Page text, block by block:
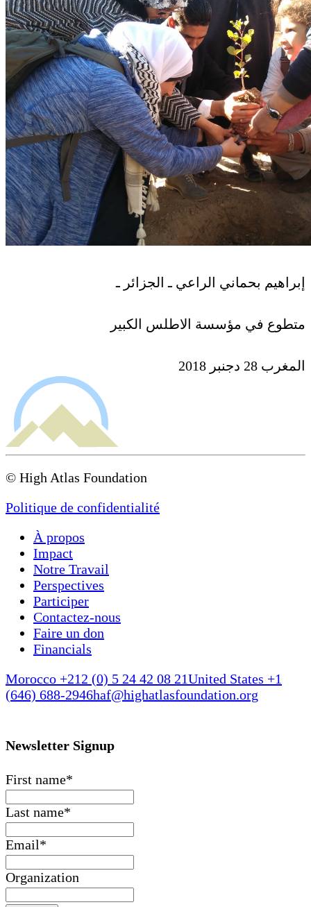
براهيم بحماني الراعي ـ الجزائر ـ
متطوع في مؤسسة الاطلس الكبير
المغرب 28 دجنبر 2018
© High Atlas Foundation
Politique de confidentialité
À propos
Impact
Notre Travail
Perspectives
Participer
Contactez-nous
Faire un don
Financials
Morocco +212 (0) 5 24 42 08 21United States +1
(646) 688-2946haf@highatlasfoundation.org
Newsletter Signup
First name*
Last name*
Email*
Organization